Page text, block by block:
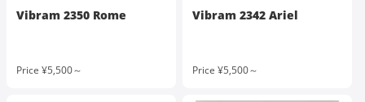
Vibram 2350 Rome
Price ¥5,500～
Vibram 2342 Ariel
Price ¥5,500～